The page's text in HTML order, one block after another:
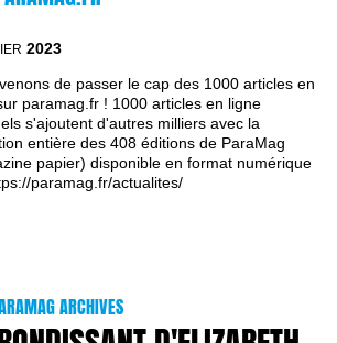
2023
de passer le cap des 1000 articles en
paramag.fr ! 1000 articles en ligne
s'ajoutent d'autres milliers avec la
entière des 408 éditions de ParaMag
papier) disponible en format numérique
paramag.fr/actualites/
ARCHIVES